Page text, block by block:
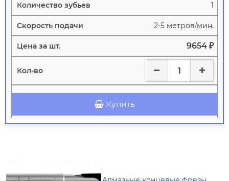
1
2-5 метров/мин.
9654 ₽
Купить